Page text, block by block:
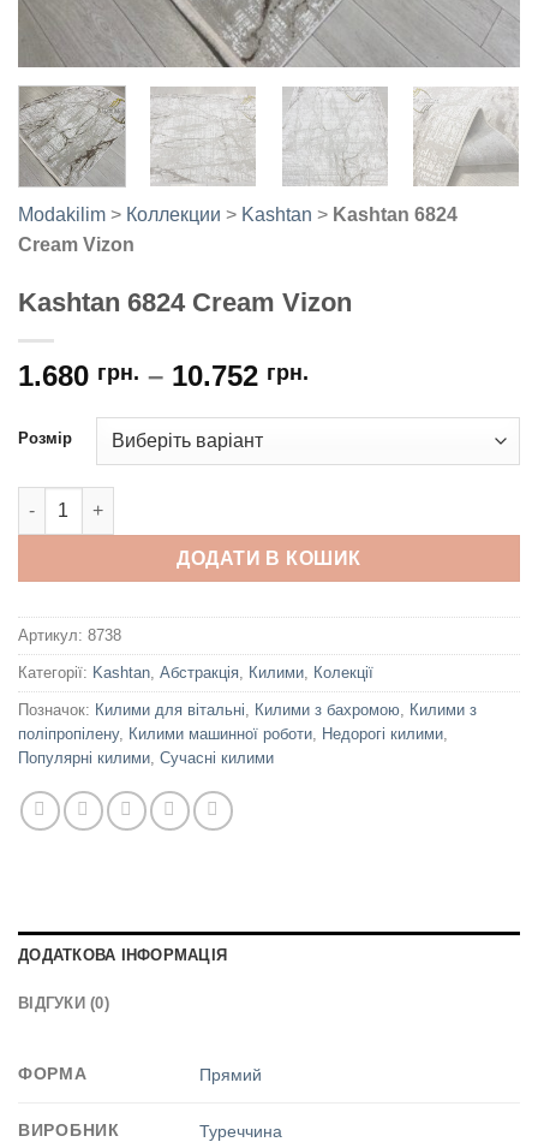
Modakilim > Коллекции > Kashtan > Kashtan 6824
Cream Vizon
Kashtan 6824 Cream Vizon
1.680 грн. – 10.752 грн.
Розмір
Kashtan 6824 Cream Vizon кількість
ДОДАТИ В КОШИК
Артикул: 8738
Категорії: Kashtan Абстракція Килими Колекції
Позначок: Килими для вітальні Килими з бахромою Килими з
поліпропілену, Килими машинної роботи Недорогі килими
Популярні килими Сучасні килими
ДОДАТКОВА ІНФОРМАЦІЯ
ВІДГУКИ (0)
ФОРМА Прямий
ВИРОБНИК Туреччина